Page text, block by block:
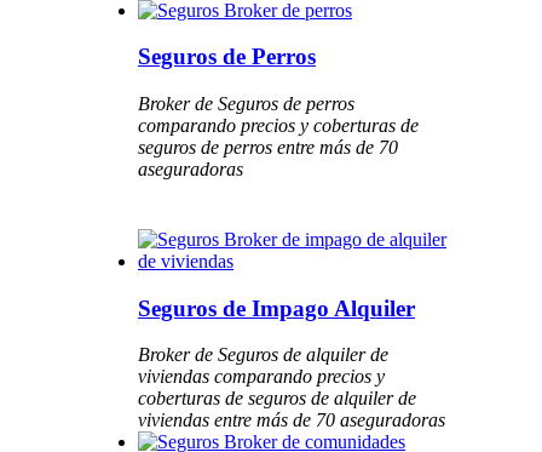
Seguros de Perros
Broker de Seguros de perros
comparando precios y coberturas de
seguros de perros entre más de 70
aseguradoras
Seguros de Impago Alquiler
Broker de Seguros de alquiler de
viviendas comparando precios y
coberturas de seguros de alquiler de
viviendas entre más de 70 aseguradoras